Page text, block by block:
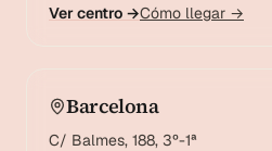
Ver centro →Cómo llegar →
Barcelona
C/ Balmes, 188, 3º-1ª